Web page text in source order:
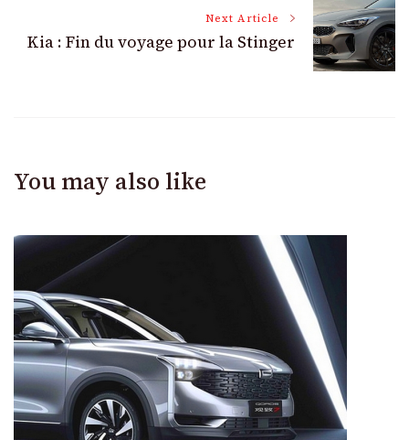
Next Article
Kia : Fin du voyage pour la Stinger
You may also like